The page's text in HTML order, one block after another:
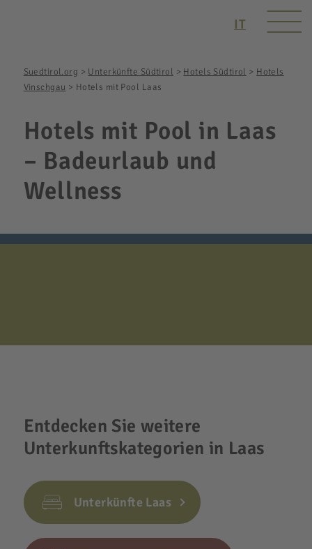
IT
Suedtirol.org > Unterkünfte Südtirol > Hotels Südtirol > Hotels
Vinschgau > Hotels mit Pool Laas
Hotels mit Pool in Laas
– Badeurlaub und
Wellness
Entdecken Sie weitere
Unterkunftskategorien in Laas
Unterkünfte Laas